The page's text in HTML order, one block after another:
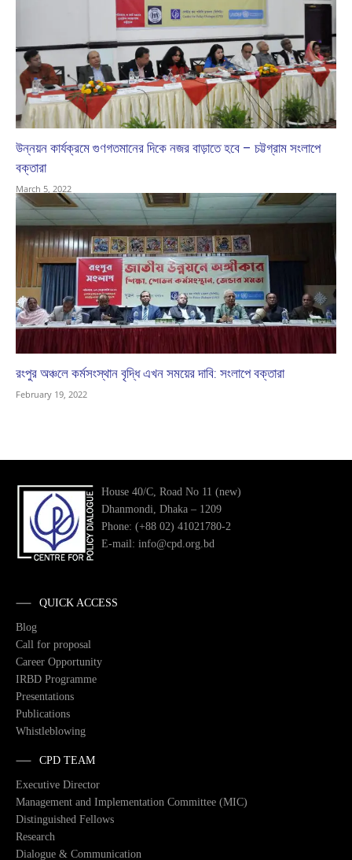
উন্নয়ন কার্যক্রমে গুণগতমানের দিকে নজর বাড়াতে হবে – চট্টগ্রাম সংলাপে
বক্তারা
March 5, 2022
রংপুর অঞ্চলে কর্মসংস্থান বৃদ্ধি এখন সময়ের দাবি: সংলাপে বক্তারা
February 19, 2022
House 40/C, Road No 11 (new)
Dhanmondi, Dhaka – 1209
Phone: (+88 02) 41021780-2
E-mail: info@cpd.org.bd
QUICK ACCESS
Blog
Call for proposal
Career Opportunity
IRBD Programme
Presentations
Publications
Whistleblowing
CPD TEAM
Executive Director
Management and Implementation Committee (MIC)
Distinguished Fellows
Research
Dialogue & Communication